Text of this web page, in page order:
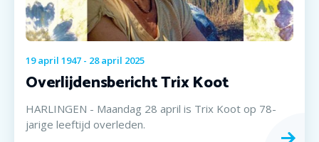
19 april 1947 - 28 april 2025
Overlijdensbericht Trix Koot
HARLINGEN - Maandag 28 april is Trix Koot op 78-
jarige leeftijd overleden.